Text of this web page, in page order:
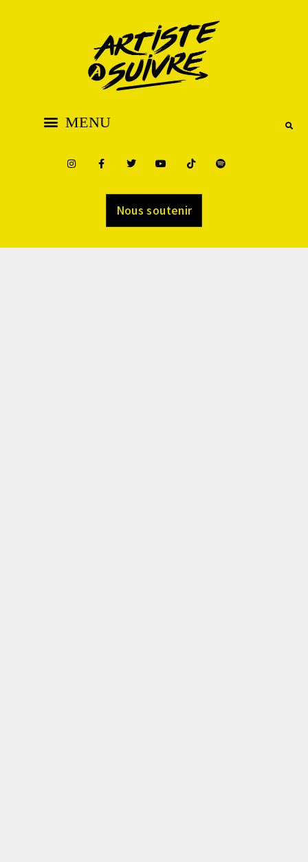
Nous soutenir